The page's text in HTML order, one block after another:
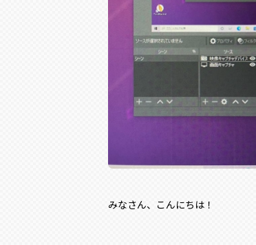
みなさん、こんにちは！